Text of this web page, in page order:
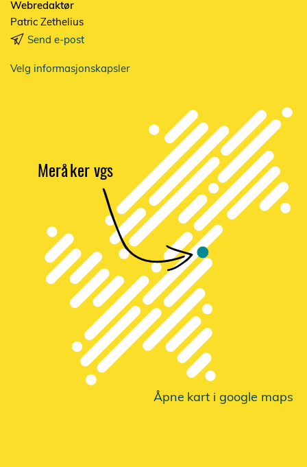
Webredaktør
Patric Zethelius
Send e-post
Velg informasjonskapsler
Åpnekart i google maps
Meråker vgs